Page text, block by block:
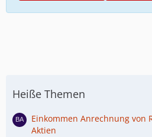
Heiße Themen
Einkommen Anrechnung von
Aktien